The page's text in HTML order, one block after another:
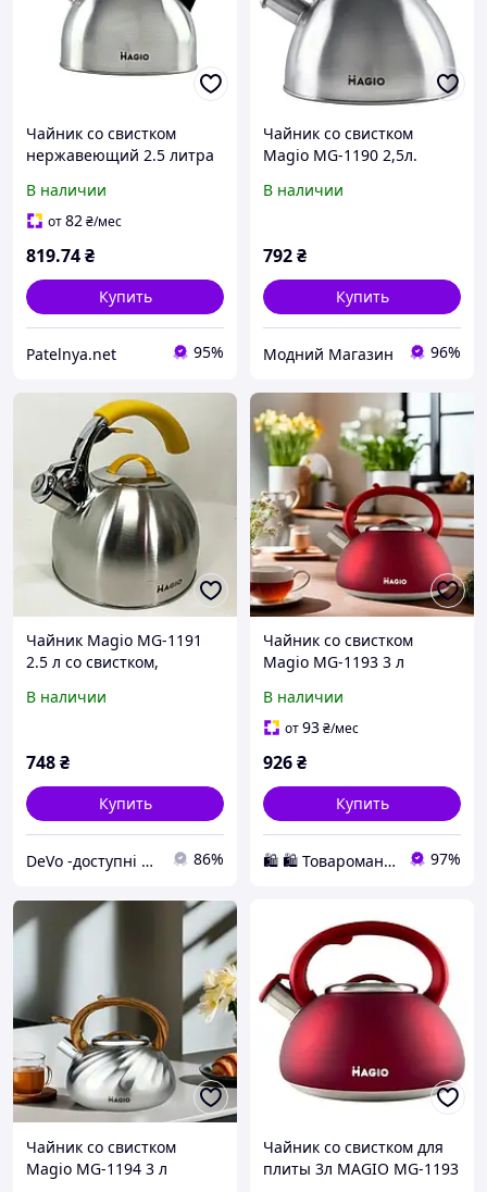
Чайник со свистком
нержавеющий 2.5 литра
В наличии
от82₴/мес
819.74₴
Купить
Patelnya.net 95%
Чайник со свистком
Magio MG-1190 2,5л.
В наличии
792₴
Купить
Модний Магазин 96%
Чайник Magio MG-1191
2.5 л со свистком,
газовой плиты, чайник на
В наличии
748₴
Купить
DeVo -доступні товари для дому 86%
Чайник со свистком
Magio MG-1193 3 л
В наличии
от93₴/мес
926₴
Купить
🛍️ 🛍️ Товаромания 🛍️ 🛍️ 97%
Чайник со свистком
Magio MG-1194 3 л
Чайник со свистком для
плиты 3л MAGIO MG-1193